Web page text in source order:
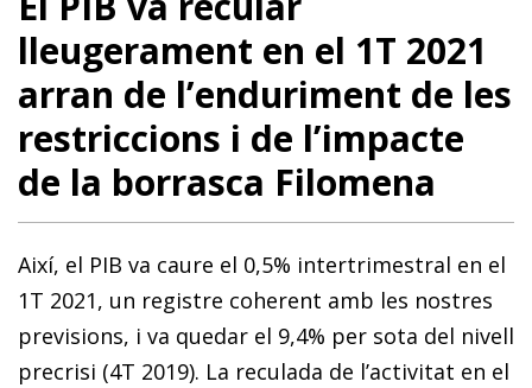
lleugerament en el 1T 2021
arran de l’endu­­ri­­ment de les
restriccions i de l’impacte
de la borrasca Filomena
Així, el PIB va caure el 0,5% intertrimestral en el
1T 2021, un registre coherent amb les nostres
previsions, i va quedar el 9,4% per sota del nivell
precrisi (4T 2019). La reculada de l’activitat en el